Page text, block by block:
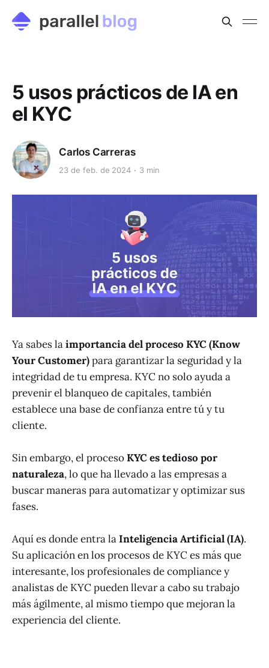
5 usos prácticos de IA en
el KYC
Carlos Carreras
23 de feb. de 2024 3 min
Ya sabes laimportancia del proceso KYC (Know
Your Customer)para garantizar la seguridad y la
integridad de tu empresa. KYC no solo ayuda a
prevenir el blanqueo de capitales, también
establece una base de confianza entre tú y tu
cliente.
Sin embargo, el procesoKYC es tedioso por
naturaleza, lo que ha llevado a las empresas a
buscar maneras para automatizar y optimizar sus
fases.
Aquí es donde entra laInteligencia Artificial (IA).
Su aplicación en los procesos de KYC es más que
interesante, los profesionales de compliance y
analistas de KYC pueden llevar a cabo su trabajo
más ágilmente, al mismo tiempo que mejoran la
experiencia del cliente.